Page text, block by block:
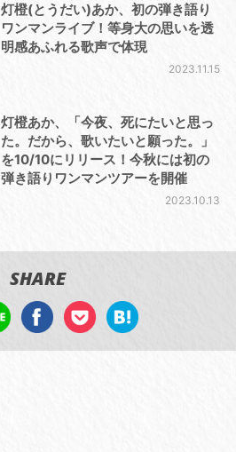
灯橙(とうだい)あか、初の弾き語り
ワンマンライブ！等身大の思いを透
明感あふれる歌声で体現
2023.11.15
灯橙あか、「今夜、死にたいと思っ
た。だから、歌いたいと願った。」
を10/10にリリース！今秋には初の
弾き語りワンマンツアーを開催
2023.10.13
SHARE